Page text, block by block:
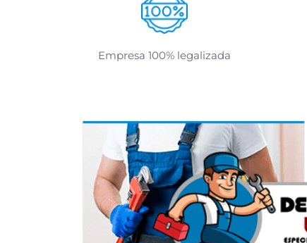
Empresa 100% legalizada